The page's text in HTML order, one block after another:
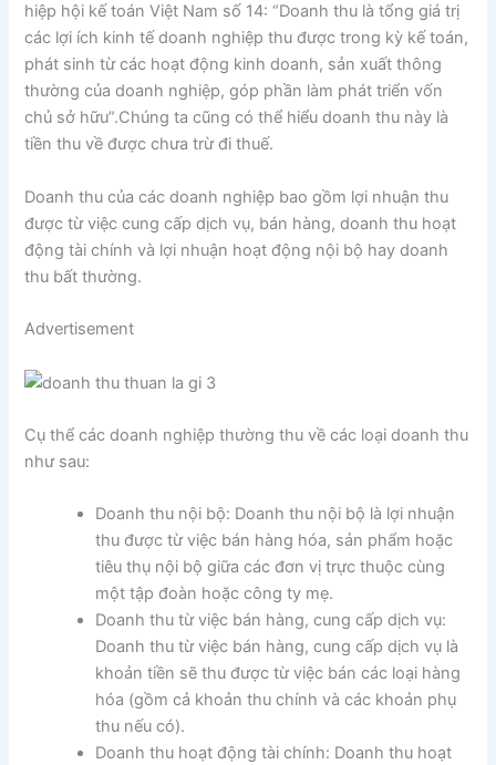
hiệp hội kế toán Việt Nam số 14: “Doanh thu là tổng giá trị
các lợi ích kinh tế doanh nghiệp thu được trong kỳ kế toán,
phát sinh từ các hoạt động kinh doanh, sản xuất thông
thường của doanh nghiệp, góp phần làm phát triển vốn
chủ sở hữu”.Chúng ta cũng có thể hiểu doanh thu này là
tiền thu về được chưa trừ đi thuế.
Doanh thu của các doanh nghiệp bao gồm lợi nhuận thu
được từ việc cung cấp dịch vụ, bán hàng, doanh thu hoạt
động tài chính và lợi nhuận hoạt động nội bộ hay doanh
thu bất thường.
Advertisement
Cụ thể các doanh nghiệp thường thu về các loại doanh thu
như sau:
Doanh thu nội bộ: Doanh thu nội bộ là lợi nhuận
thu được từ việc bán hàng hóa, sản phẩm hoặc
tiêu thụ nội bộ giữa các đơn vị trực thuộc cùng
một tập đoàn hoặc công ty mẹ.
Doanh thu từ việc bán hàng, cung cấp dịch vụ:
Doanh thu từ việc bán hàng, cung cấp dịch vụ là
khoản tiền sẽ thu được từ việc bán các loại hàng
hóa (gồm cả khoản thu chính và các khoản phụ
thu nếu có).
Doanh thu hoạt động tài chính: Doanh thu hoạt